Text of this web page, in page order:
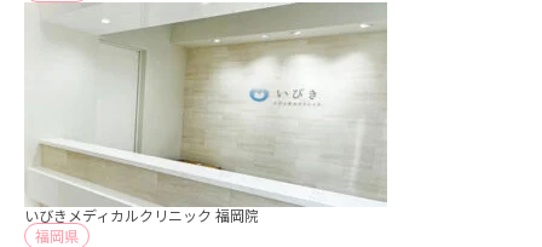
いびきメディカルクリニック 福岡院
福岡県